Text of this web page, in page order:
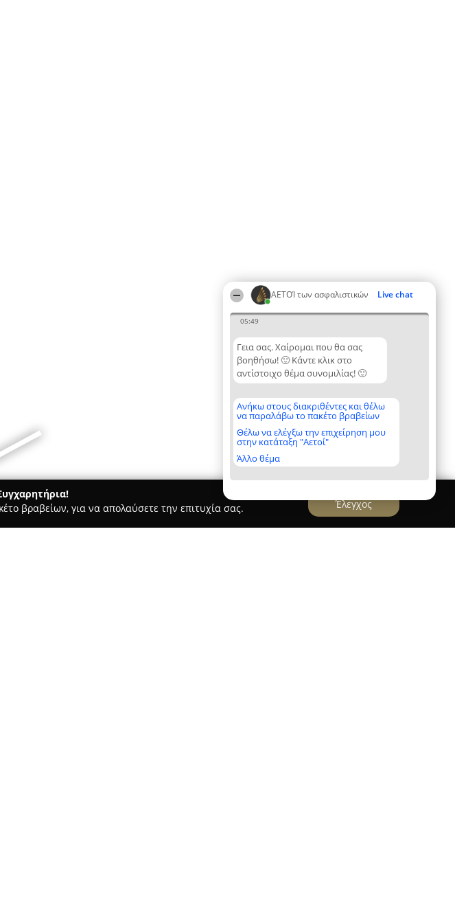
ΑΕΤΟΊ των ασφαλιστικών Live chat
05:49
Γεια σας. Χαίρομαι που θα σας
βοηθήσω! 🙂 Κάντε κλικ στο
αντίστοιχο θέμα συνομιλίας! 🙂
Ανήκω στους διακριθέντες και θέλω
να παραλάβω το πακέτο βραβείων
Θέλω να ελέγξω την επιχείρηση μου
στην κατάταξη "Αετοί"
Άλλο θέμα
βραβείων, για να απολαύσετε την επιτυχία σας.
Έλεγχος